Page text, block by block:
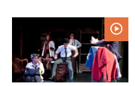
CREACIÓNE